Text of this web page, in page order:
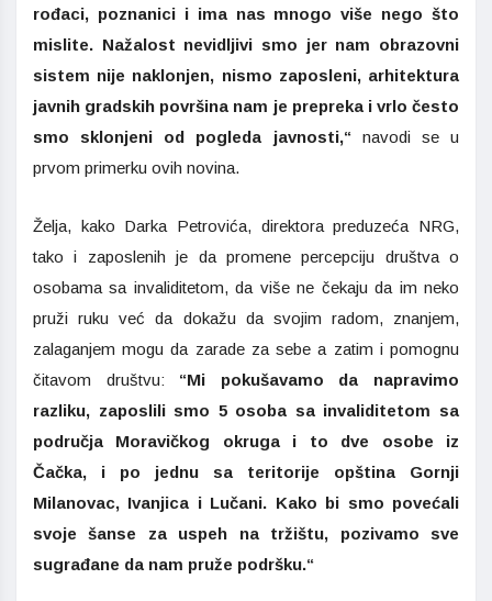
rođaci, poznanici i ima nas mnogo više nego što
mislite. Nažalost nevidljivi smo jer nam obrazovni
sistem nije naklonjen, nismo zaposleni, arhitektura
javnih gradskih površina nam je prepreka i vrlo često
smo sklonjeni od pogleda javnosti,“ navodi se u
prvom primerku ovih novina.
Želja, kako Darka Petrovića, direktora preduzeća NRG,
tako i zaposlenih je da promene percepciju društva o
osobama sa invaliditetom, da više ne čekaju da im neko
pruži ruku već da dokažu da svojim radom, znanjem,
zalaganjem mogu da zarade za sebe a zatim i pomognu
čitavom društvu: “Mi pokušavamo da napravimo
razliku, zaposlili smo 5 osoba sa invaliditetom sa
područja Moravičkog okruga i to dve osobe iz
Čačka, i po jednu sa teritorije opština Gornji
Milanovac, Ivanjica i Lučani. Kako bi smo povećali
svoje šanse za uspeh na tržištu, pozivamo sve
sugrađane da nam pruže podršku.“